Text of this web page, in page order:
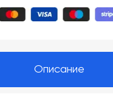
Описание